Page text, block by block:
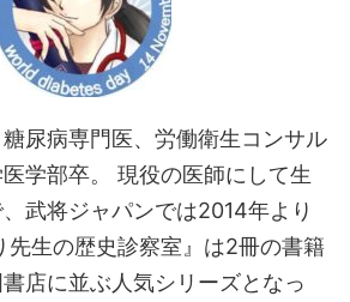
尿病専門医、労働衛生コンサル
学部卒。 現役の医師にして生
武将ジャパンでは2014年より
先生の歴史診察室』は2冊の書籍
店に並ぶ人気シリーズとなっ